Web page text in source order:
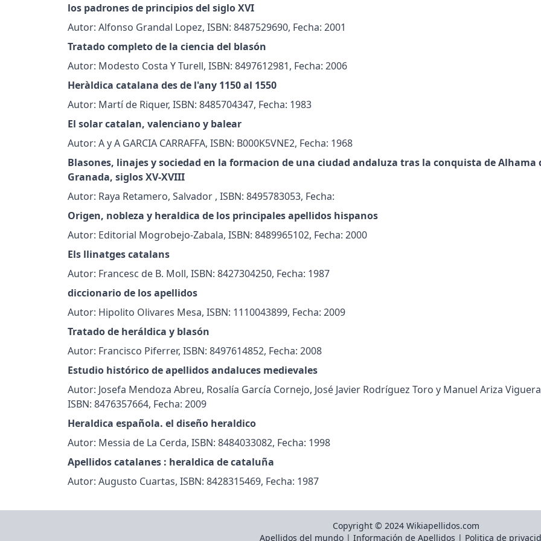
los padrones de principios del siglo XVI
Autor: Alfonso Grandal Lopez, ISBN: 8487529690, Fecha: 2001
Tratado completo de la ciencia del blasón
Autor: Modesto Costa Y Turell, ISBN: 8497612981, Fecha: 2006
Heràldica catalana des de l'any 1150 al 1550
Autor: Martí de Riquer, ISBN: 8485704347, Fecha: 1983
El solar catalan, valenciano y balear
Autor: A y A GARCIA CARRAFFA, ISBN: B000K5VNE2, Fecha: 1968
Blasones, linajes y sociedad en la formacion de una ciudad andaluza tras la conquista de Alhama
Granada, siglos XV-XVIII
Autor: Raya Retamero, Salvador , ISBN: 8495783053, Fecha:
Origen, nobleza y heraldica de los principales apellidos hispanos
Autor: Editorial Mogrobejo-Zabala, ISBN: 8489965102, Fecha: 2000
Els llinatges catalans
Autor: Francesc de B. Moll, ISBN: 8427304250, Fecha: 1987
diccionario de los apellidos
Autor: Hipolito Olivares Mesa, ISBN: 1110043899, Fecha: 2009
Tratado de heráldica y blasón
Autor: Francisco Piferrer, ISBN: 8497614852, Fecha: 2008
Estudio histórico de apellidos andaluces medievales
Autor: Josefa Mendoza Abreu, Rosalía García Cornejo, José Javier Rodríguez Toro y Manuel Ariza
ISBN: 8476357664, Fecha: 2009
Heraldica española. el diseño heraldico
Autor: Messia de La Cerda, ISBN: 8484033082, Fecha: 1998
Apellidos catalanes : heraldica de cataluña
Autor: Augusto Cuartas, ISBN: 8428315469, Fecha: 1987
Copyright © 2024 Wikiapellidos.com
Apellidos del mundo | Información de Apellidos | Politica de